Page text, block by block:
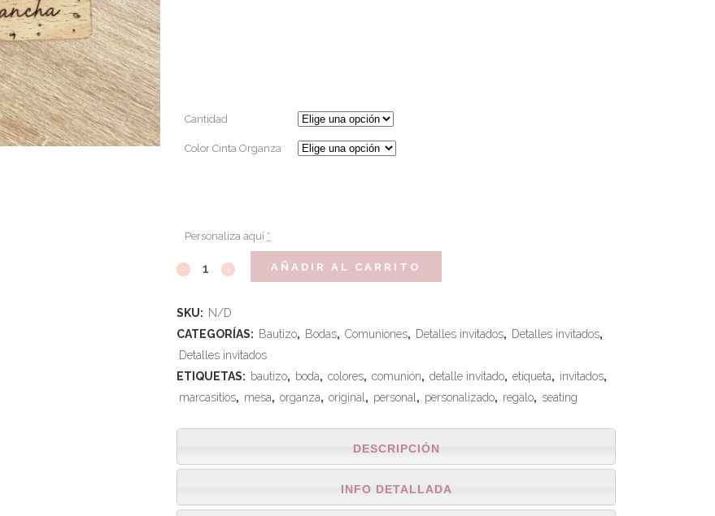
Cantidad
Color Cinta Organza
Personaliza aquí *
AÑADIR AL CARRITO
SKU: N/D
CATEGORÍAS: Bautizo, Bodas, Comuniones, Detalles invitados, Detalles invitados,
Detalles invitados
ETIQUETAS: bautizo, boda, colores, comunión, detalle invitado, etiqueta, invitados,
marcasitios, mesa, organza, original , personal , personalizado, regalo, seating
DESCRIPCIÓN
INFO DETALLADA